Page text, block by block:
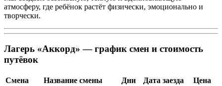
атмосферу, где ребёнок растёт физически, эмоционально и
творчески.
Лагерь «Аккорд» — график смен и стоимость
путёвок
Смена Название смены Дни Дата заезда
Цена